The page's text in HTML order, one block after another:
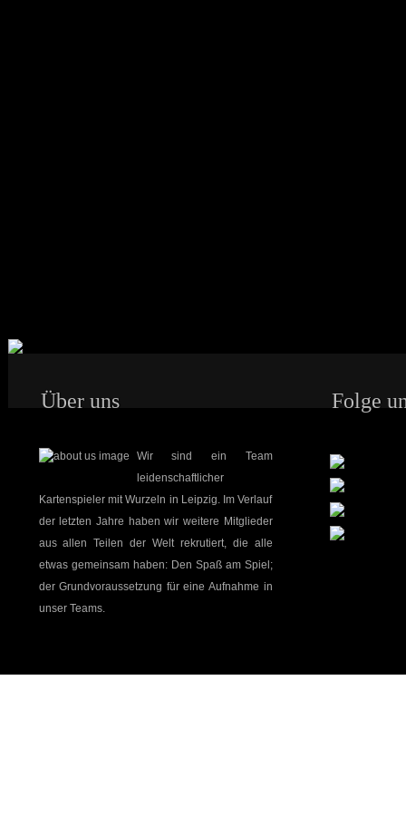
Über uns
Wir sind ein Team
leidenschaftlicher
Kartenspieler mit Wurzeln in Leipzig. Im Verlauf
der letzten Jahre haben wir weitere Mitglieder
aus allen Teilen der Welt rekrutiert, die alle
etwas gemeinsam haben: Den Spaß am Spiel;
der Grundvoraussetzung für eine Aufnahme in
unser Teams.
Folge